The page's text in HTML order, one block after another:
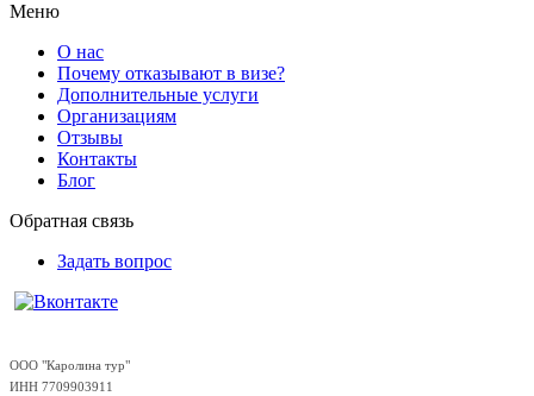
Меню
О нас
Почему отказывают в визе?
Дополнительные услуги
Организациям
Отзывы
Контакты
Блог
Обратная связь
Задать вопрос
ООО "Каролина тур"
ИНН 7709903911